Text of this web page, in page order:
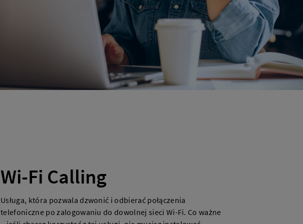
Wi-Fi Calling
Usługa, która pozwala dzwonić i odbierać połączenia
telefoniczne po zalogowaniu do dowolnej sieci Wi-Fi. Co ważne